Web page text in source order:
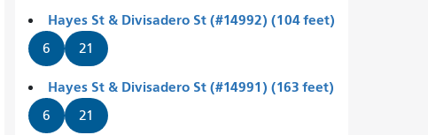
Hayes St & Divisadero St (#14992) (104 feet)
6 21
Hayes St & Divisadero St (#14991) (163 feet)
6 21